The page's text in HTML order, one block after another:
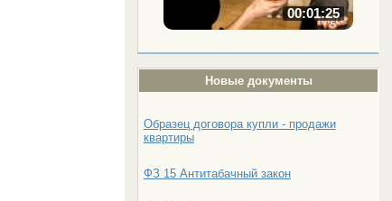
00:01:25
Новые документы
Образец договора купли - продажи
квартиры
ФЗ 15 Антитабачный закон